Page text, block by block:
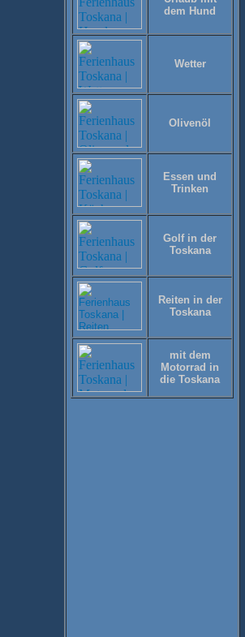
dem Hund
Wetter
Olivenöl
Essen und
Trinken
Golf in der
Toskana
Reiten in der
Toskana
mit dem
Motorrad in
die Toskana